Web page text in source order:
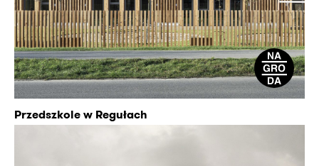
Przedszkole w Regułach